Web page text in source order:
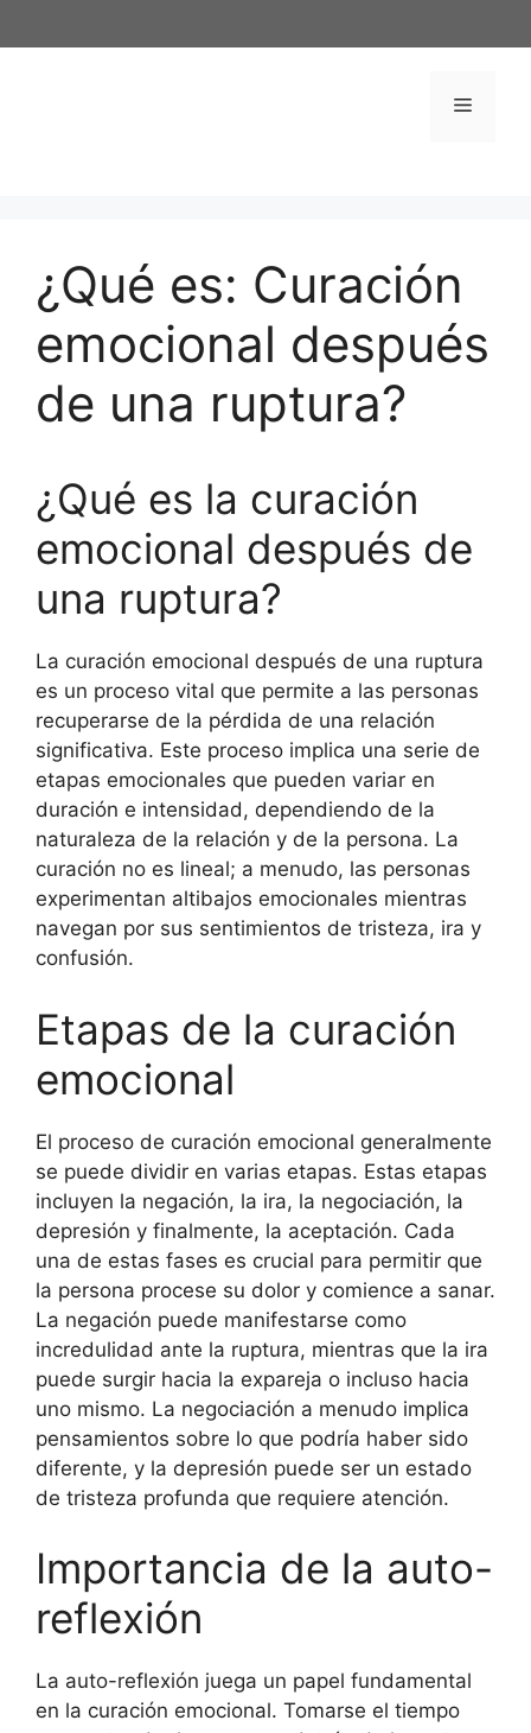
al
Menú
¿Qué es: Curación
emocional después
de una ruptura?
¿Qué es la curación
emocional después de
una ruptura?
La curación emocional después de una ruptura
es un proceso vital que permite a las personas
recuperarse de la pérdida de una relación
significativa. Este proceso implica una serie de
etapas emocionales que pueden variar en
duración e intensidad, dependiendo de la
naturaleza de la relación y de la persona. La
curación no es lineal; a menudo, las personas
experimentan altibajos emocionales mientras
navegan por sus sentimientos de tristeza, ira y
confusión.
Etapas de la curación
emocional
El proceso de curación emocional generalmente
se puede dividir en varias etapas. Estas etapas
incluyen la negación, la ira, la negociación, la
depresión y finalmente, la aceptación. Cada
una de estas fases es crucial para permitir que
la persona procese su dolor y comience a sanar.
La negación puede manifestarse como
incredulidad ante la ruptura, mientras que la ira
puede surgir hacia la expareja o incluso hacia
uno mismo. La negociación a menudo implica
pensamientos sobre lo que podría haber sido
diferente, y la depresión puede ser un estado
de tristeza profunda que requiere atención.
Importancia de la auto-
reflexión
La auto-reflexión juega un papel fundamental
en la curación emocional. Tomarse el tiempo